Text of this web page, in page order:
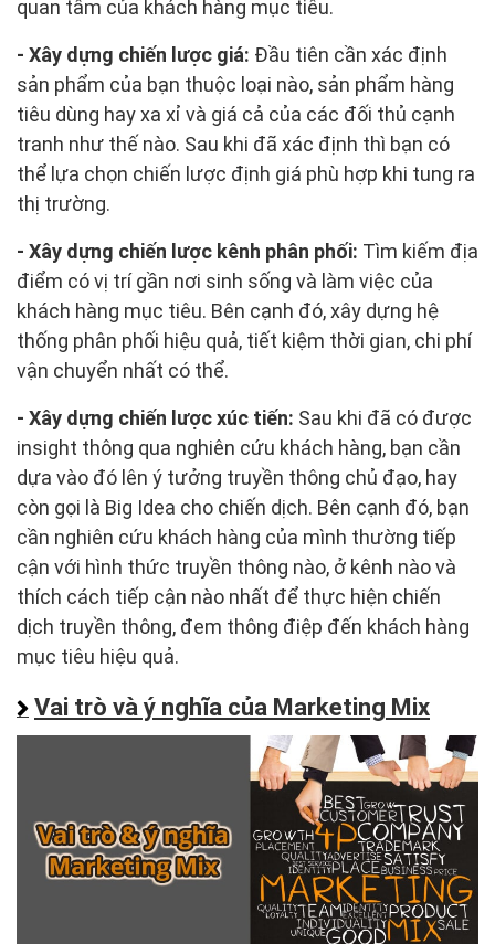
quan tâm của khách hàng mục tiêu.
- Xây dựng chiến lược giá: Đầu tiên cần xác định
sản phẩm của bạn thuộc loại nào, sản phẩm hàng
tiêu dùng hay xa xỉ và giá cả của các đối thủ cạnh
tranh như thế nào. Sau khi đã xác định thì bạn có
thể lựa chọn chiến lược định giá phù hợp khi tung ra
thị trường.
- Xây dựng chiến lược kênh phân phối: Tìm kiếm địa
điểm có vị trí gần nơi sinh sống và làm việc của
khách hàng mục tiêu. Bên cạnh đó, xây dựng hệ
thống phân phối hiệu quả, tiết kiệm thời gian, chi phí
vận chuyển nhất có thể.
- Xây dựng chiến lược xúc tiến: Sau khi đã có được
insight thông qua nghiên cứu khách hàng, bạn cần
dựa vào đó lên ý tưởng truyền thông chủ đạo, hay
còn gọi là Big Idea cho chiến dịch. Bên cạnh đó, bạn
cần nghiên cứu khách hàng của mình thường tiếp
cận với hình thức truyền thông nào, ở kênh nào và
thích cách tiếp cận nào nhất để thực hiện chiến
dịch truyền thông, đem thông điệp đến khách hàng
mục tiêu hiệu quả.
Vai trò và ý nghĩa của Marketing Mix